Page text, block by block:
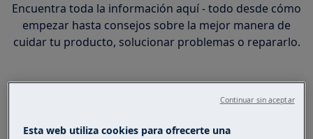
Encuentra toda la información aquí - todo desde cómo
empezar hasta consejos sobre la mejor manera de
cuidar tu producto, solucionar problemas o repararlo.
Esta web utiliza cookies para ofrecerte una
Continuar sin aceptar